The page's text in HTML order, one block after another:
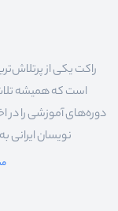
راکت یکی از
است که همیشه تلاش
دوره‌های آموزشی را در
نویسان